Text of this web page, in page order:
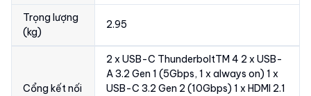
Trọng lượng
(kg)
2.95
Cổng kết nối
2 x USB-C ThunderboltTM 4 2 x USB-
A 3.2 Gen 1 (5Gbps, 1 x always on) 1 x
USB-C 3.2 Gen 2 (10Gbps) 1 x HDMI 2.1